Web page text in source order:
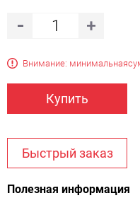
Внимание: минимальная
Купить
Быстрый заказ
Полезная информация